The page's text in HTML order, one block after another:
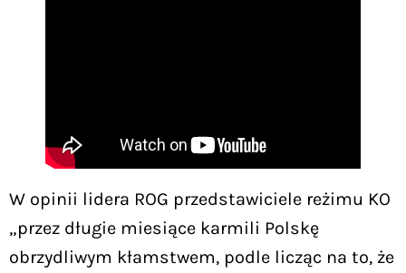
W opinii lidera ROG przedstawiciele reżimu KO
„przez długie miesiące karmili Polskę
obrzydliwym kłamstwem, podle licząc na to, że